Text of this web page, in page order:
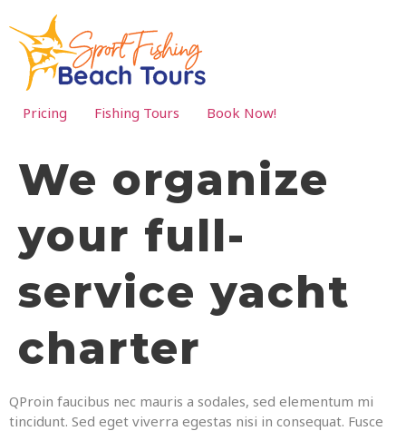
Pricing Fishing Tours Book Now!
We organize
your full-
service yacht
charter
QProin faucibus nec mauris a sodales, sed elementum mi
tincidunt. Sed eget viverra egestas nisi in consequat. Fusce